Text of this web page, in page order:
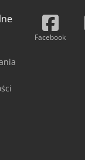
Facebook